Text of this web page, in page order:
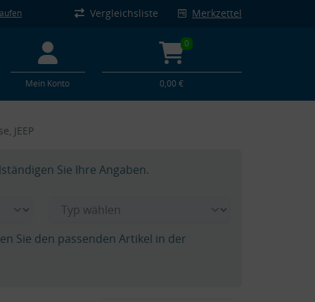
Vergleichsliste Merkzettel
Mein Konto
0
0,00 €
JEEP
Sie Ihre Angaben.
Sie den passenden Artikel in der